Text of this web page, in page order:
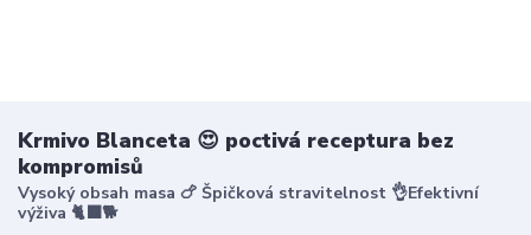
Krmivo Blanceta 😍 poctivá receptura bez
kompromisů
Vysoký obsah masa 🍗 Špičková stravitelnost 👌Efektivní
výživa 🐈‍⬛🐕